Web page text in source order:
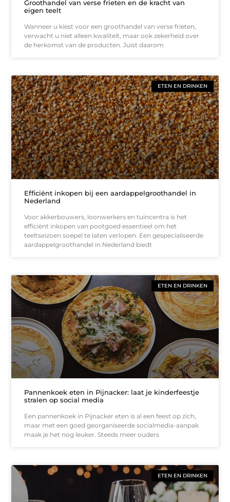
Groothandel van verse frieten en de kracht van
eigen teelt
Wanneer u kiest voor een groothandel van verse frieten,
verwacht u niet alleen kwaliteit, maar ook zekerheid over
de herkomst van de producten. Juist daarom
ETEN EN DRINKEN
Efficiënt inkopen bij een aardappelgroothandel in
Nederland
Voor akkerbouwers, loonwerkers en tuincentra is het
efficiënt inkopen van pootgoed essentieel om het
teeltseizoen soepel te laten verlopen. Een gespecialiseerde
aardappelgroothandel in Nederland biedt
ETEN EN DRINKEN
Pannenkoek eten in Pijnacker: laat je kinderfeestje
stralen op social media
Een pannenkoek in Pijnacker eten is al een feest op zich,
maar met een goed georganiseerde socialmedia-aanpak
maak je het nog leuker. Steeds meer ouders
ETEN EN DRINKEN